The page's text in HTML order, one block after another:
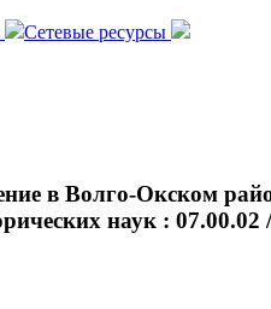
Сетевые ресурсы
в Волго-Окском
наук :